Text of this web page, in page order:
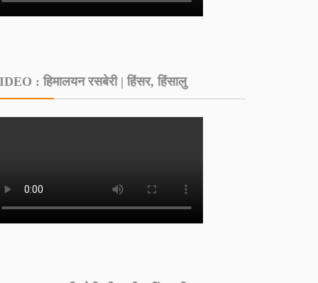
: हिमालयन रसबेरी | हिंसर, हिंसालु